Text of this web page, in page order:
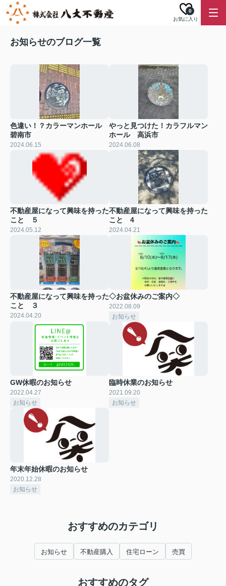
お気に入り
0
お知らせのブログ一覧
色違い！？カラーマンホール
碧南市
2024.06.15
やっと見つけた！カラフルマン
ホール 高浜市
2024.06.08
不動産屋になって興味を持った
こと ５
2024.05.12
不動産屋になって興味を持った
こと 4
2024.04.21
不動産屋になって興味を持った
こと ３
2024.04.20
◇お盆休みのご案内◇
2022.08.09
お知らせ
GW休暇のお知らせ
2022.04.27
お知らせ
臨時休業のお知らせ
2021.09.20
お知らせ
年末年始休暇のお知らせ
2020.12.28
お知らせ
おすすめのカテゴリ
お知らせ 不動産購入 住宅ローン 売買
おすすめのタグ